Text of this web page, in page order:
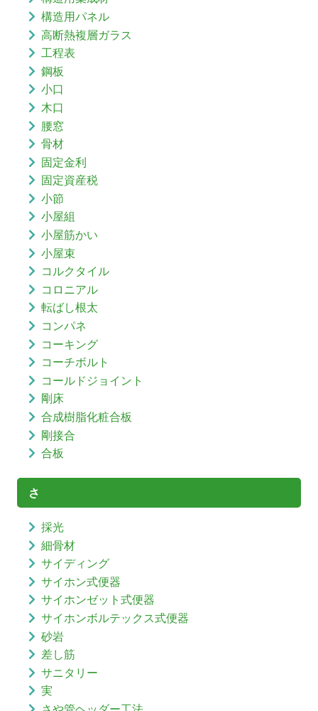
構造用パネル
高断熱複層ガラス
工程表
鋼板
小口
木口
腰窓
骨材
固定金利
固定資産税
小節
小屋組
小屋筋かい
小屋束
コルクタイル
コロニアル
転ばし根太
コンパネ
コーキング
コーチボルト
コールドジョイント
剛床
合成樹脂化粧合板
剛接合
合板
さ
採光
細骨材
サイディング
サイホン式便器
サイホンゼット式便器
サイホンボルテックス式便器
砂岩
差し筋
サニタリー
実